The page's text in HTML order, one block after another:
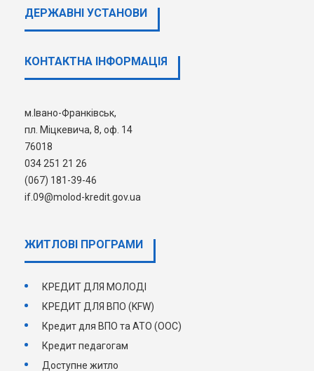
інформації, що порушили
законні права та інтереси
Оскарження рішень, дій чи
інформації до суду здійснюється
відповідно до Кодексу
адміністративного судочинства
України.
ДЕРЖАВНI УСТАНОВИ
КОНТАКТНА ІНФОРМАЦІЯ
м.Івано-Франківськ,
пл. Міцкевича, 8, оф. 14
76018
034 251 21 26
(067) 181-39-46
if.09@molod-kredit.gov.ua
ЖИТЛОВІ ПРОГРАМИ
КРЕДИТ ДЛЯ МОЛОДІ
КРЕДИТ ДЛЯ ВПО (KFW)
Кредит для ВПО та АТО (ООС)
Кредит педагогам
Доступне житло